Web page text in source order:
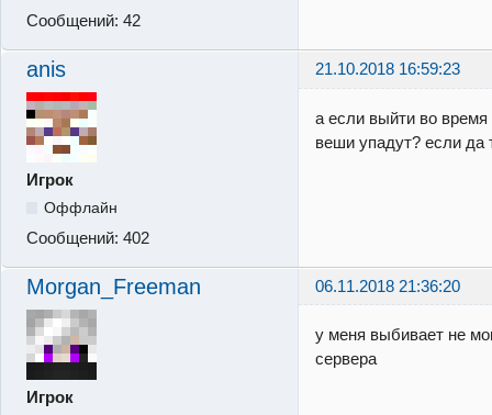
Сообщений: 42
anis 21.10.2018 16:59:23
Игрок
Оффлайн
Сообщений: 402
а если выйти во время
веши упадут? если
Morgan_Freeman 06.11.2018 21:36:20
Игрок
у меня выбивает не
сервера